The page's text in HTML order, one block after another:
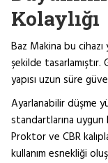
Kolaylığı
Baz Makina bu
şekilde
yapısı uzun süre
Ayarlanabilir düşme
standartlarına uygun
Proktor ve CBR
kullanım esnekliği